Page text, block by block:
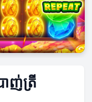
ញ់ត្រី